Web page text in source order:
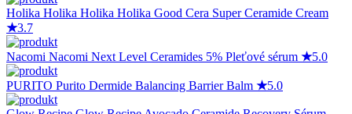
Holika Holika Holika Holika Good Cera Super Ceramide Cream
★3.7
Nacomi Nacomi Next Level Ceramides 5% Pleťové sérum ★5.0
PURITO Purito Dermide Balancing Barrier Balm ★5.0